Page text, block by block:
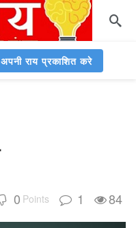
अपनी राय प्रकाशित करे
0 Points 1 84